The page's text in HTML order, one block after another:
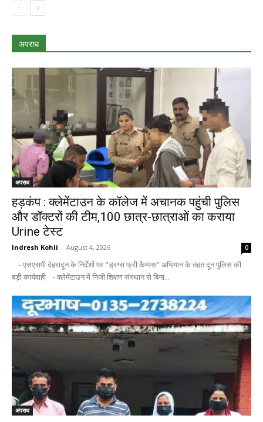
अपराध
अपराध
हड़कंप : क्लेमेंटाउन के कॉलेज में अचानक पहुंची पुलिस
और डॉक्टरों की टीम,100 छात्र-छात्राओं का कराया
Urine टेस्ट
Indresh Kohli - August 4, 2026 0
- एसएसपी देहरादून के निर्देशों पर "ड्रग्स फ्री कैम्पस" अभियान के तहत दून पुलिस की
बड़ी कार्यवाही - क्लेमेंटाउन में निजी शिक्षण संस्थान से बिना...
अपराध